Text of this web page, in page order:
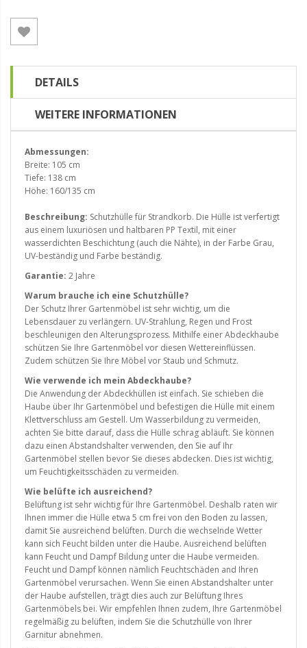
DETAILS
WEITERE INFORMATIONEN
Abmessungen:
Breite: 105 cm
Tiefe: 138 cm
Höhe: 160/135 cm
Beschreibung: Schutzhülle für Strandkorb. Die Hülle ist verfertigt
aus einem luxuriösen und haltbaren PP Textil, mit einer
wasserdichten Beschichtung (auch die Nähte), in der Farbe Grau,
UV-beständig und Farbe beständig.
Garantie: 2 Jahre
Warum brauche ich eine Schutzhülle?
Der Schutz Ihrer Gartenmöbel ist sehr wichtig, um die
Lebensdauer zu verlängern. UV-Strahlung, Regen und Frost
beschleunigen den Alterungsprozess. Mithilfe einer Abdeckhaube
schützen Sie Ihre Gartenmöbel vor diesen Wettereinflüssen.
Zudem schützen Sie Ihre Möbel vor Staub und Schmutz.
Wie verwende ich mein Abdeckhaube?
Die Anwendung der Abdeckhüllen ist einfach. Sie schieben die
Haube über Ihr Gartenmöbel und befestigen die Hülle mit einem
Klettverschluss am Gestell. Um Wasserbildung zu vermeiden,
achten Sie bitte darauf, dass die Hülle schrag abläuft. Sie können
dazu einen Abstandshalter verwenden, den Sie auf Ihr
Gartenmöbel stellen bevor Sie dieses abdecken. Dies ist wichtig,
um Feuchtigkeitsschäden zu vermeiden.
Wie belüfte ich ausreichend?
Belüftung ist sehr wichtig für Ihre Gartenmöbel. Deshalb raten wir
Ihnen immer die Hülle etwa 5 cm frei von den Boden zu lassen,
damit Sie ausreichend belüften. Durch die wechselnde Wetter
kann sich Feucht bilden unter die Haube. Ausreichend belüften
kann Feucht und Dampf Bildung unter die Haube vermeiden.
Feucht und Dampf können nämlich Feuchtschäden and Ihren
Gartenmöbel verursachen. Wenn Sie einen Abstandshalter unter
der Haube aufstellen, trägt dies auch zur Belüftung Ihres
Gartenmöbels bei. Wir empfehlen Ihnen zudem, Ihre Gartenmöbel
regelmäßig zu belüften, indem Sie die Schutzhülle von Ihrer
Garnitur abnehmen.